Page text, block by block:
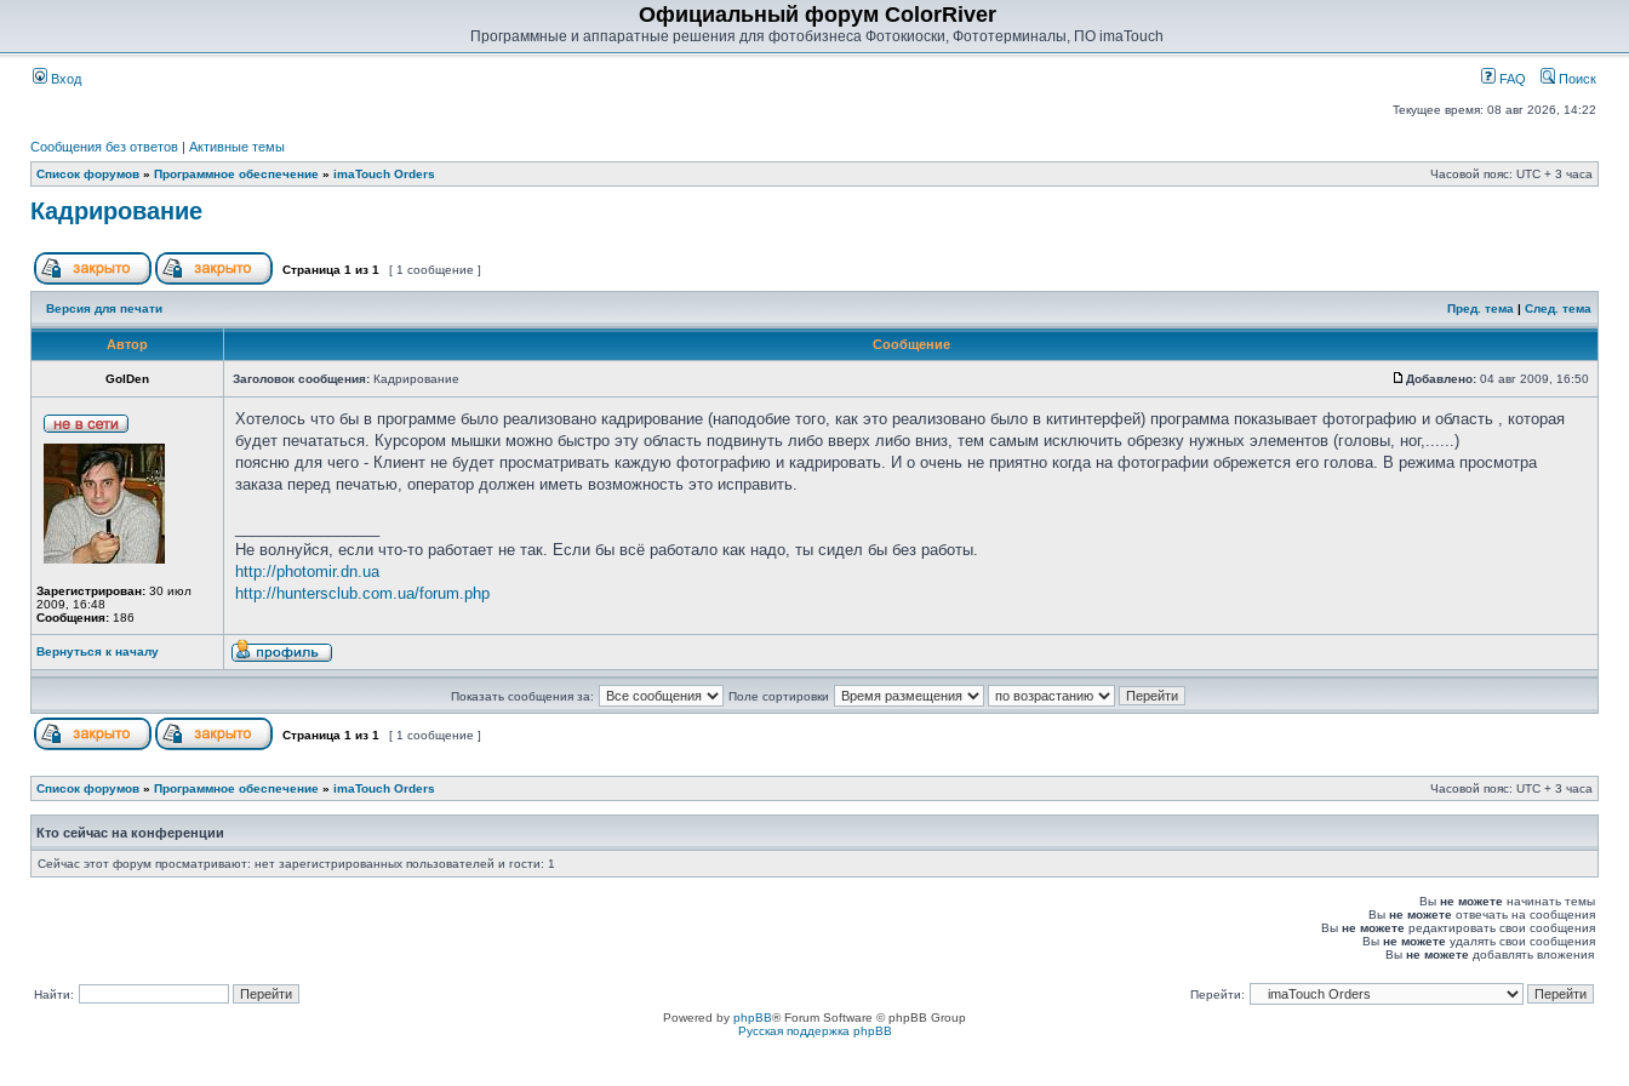
Официальный форум ColorRiver
Программные и аппаратные решения для фотобизнеса Фотокиоски, Фототерминалы, ПО imaTouch
Вход FAQ Поиск
Текущее время: 08 авг 2026, 14:22
Сообщения без ответов | Активные темы
Список форумов » Программное обеспечение » imaTouch Orders Часовой пояс: UTC + 3 часа
Кадрирование
Страница 1 из 1 [ 1 сообщение ]
Версия для печати Пред. тема | След. тема
Автор Сообщение
GolDen Заголовок сообщения: Кадрирование Добавлено: 04 авг 2009, 16:50
Зарегистрирован: 30 июл
2009, 16:48
Сообщения: 186
Хотелось что бы в программе было реализовано кадрирование (наподобие того, как это реализовано было в китинтерфей) программа показывает фотографию и область , которая
будет печататься. Курсором мышки можно быстро эту область подвинуть либо вверх либо вниз, тем самым исключить обрезку нужных элементов (головы, ног,......)
поясню для чего - Клиент не будет просматривать каждую фотографию и кадрировать. И о очень не приятно когда на фотографии обрежется его голова. В режима просмотра
заказа перед печатью, оператор должен иметь возможность это исправить.
Не волнуйся, если что-то работает не так. Если бы всё работало как надо, ты сидел бы без работы.
http://photomir.dn.ua
http://huntersclub.com.ua/forum.php
Вернуться к началу
Показать сообщения за: Поле сортировки
Страница 1 из 1 [ 1 сообщение ]
Список форумов » Программное обеспечение » imaTouch Orders Часовой пояс: UTC + 3 часа
Кто сейчас на конференции
Сейчас этот форум просматривают: нет зарегистрированных пользователей и гости: 1
Вы не можете начинать темы
Вы не можете отвечать на сообщения
Вы не можете редактировать свои сообщения
Вы не можете удалять свои сообщения
Вы не можете добавлять вложения
Найти:
Перейти:
Powered by phpBB® Forum Software © phpBB Group
Русская поддержка phpBB